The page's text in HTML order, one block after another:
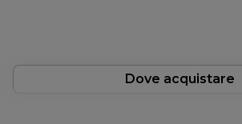
Dove acquistare